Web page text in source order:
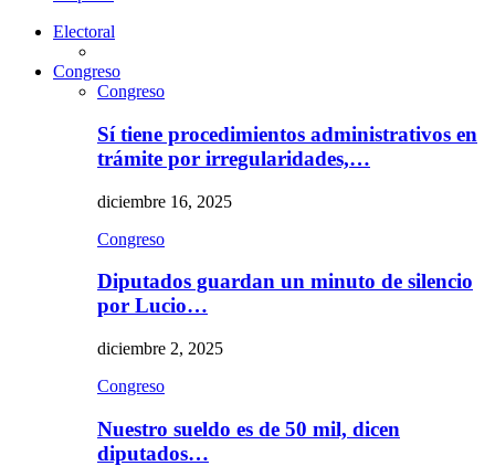
Electoral
Congreso
Congreso
Sí tiene procedimientos administrativos en
trámite por irregularidades,…
diciembre 16, 2025
Congreso
Diputados guardan un minuto de silencio
por Lucio…
diciembre 2, 2025
Congreso
Nuestro sueldo es de 50 mil, dicen
diputados…